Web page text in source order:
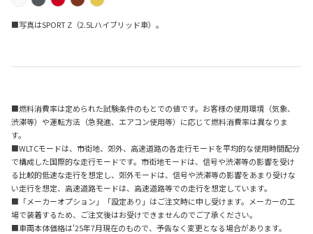
■写真はSPORT Z（2.5Lハイブリッド車）。
■燃料消費率は定められた試験条件のもとでの値です。お客様の使用環境（気象、
渋滞等）や運転方法（急発進、エアコン使用等）に応じて燃料消費率は異なりま
す。
■WLTCモードは、市街地、郊外、高速道路の各走行モードを平均的な使用時間配分
で構成した国際的な走行モードです。市街地モードは、信号や渋滞等の影響を受け
る比較的低速な走行を想定し、郊外モードは、信号や渋滞等の影響をあまり受けな
い走行を想定、高速道路モードは、高速道路等での走行を想定しています。
■「メーカーオプション」「設定あり」はご注文時に申し受けます。メーカーの工
場で装着するため、ご注文後はお受けできませんのでご了承ください。
■車両本体価格は'25年7月現在のもので、予告なく変更となる場合があります。